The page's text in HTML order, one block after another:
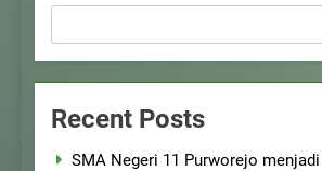
Recent Posts
SMA Negeri 11 Purworejo menjadi